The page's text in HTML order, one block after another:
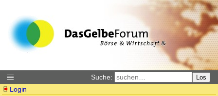
Suche: Los
Login